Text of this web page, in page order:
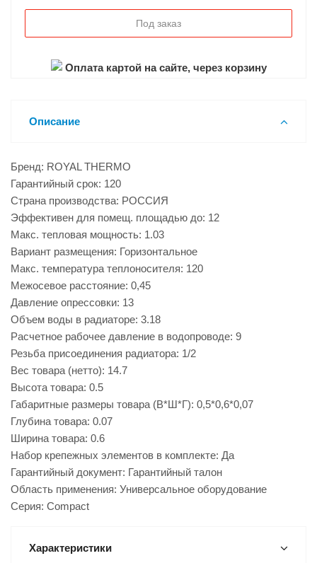
Под заказ
Оплата картой на сайте, через корзину
Описание
Бренд: ROYAL THERMO
Гарантийный срок: 120
Страна производства: РОССИЯ
Эффективен для помещ. площадью до: 12
Макс. тепловая мощность: 1.03
Вариант размещения: Горизонтальное
Макс. температура теплоносителя: 120
Межосевое расстояние: 0,45
Давление опрессовки: 13
Объем воды в радиаторе: 3.18
Расчетное рабочее давление в водопроводе: 9
Резьба присоединения радиатора: 1/2
Вес товара (нетто): 14.7
Высота товара: 0.5
Габаритные размеры товара (В*Ш*Г): 0,5*0,6*0,07
Глубина товара: 0.07
Ширина товара: 0.6
Набор крепежных элементов в комплекте: Да
Гарантийный документ: Гарантийный талон
Область применения: Универсальное оборудование
Серия: Compact
Характеристики